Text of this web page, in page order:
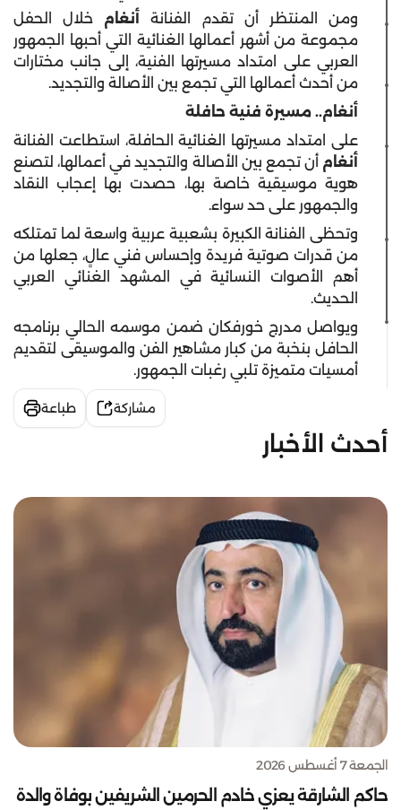
ومن المنتظر أن تقدم الفنانة أنغام خلال الحفل
مجموعة من أشهر أعمالها الغنائية التي أحبها الجمهور
العربي على امتداد مسيرتها الفنية، إلى جانب مختارات
من أحدث أعمالها التي تجمع بين الأصالة والتجديد.
أنغام.. مسيرة فنية حافلة
على امتداد مسيرتها الغنائية الحافلة، استطاعت الفنانة
أنغام أن تجمع بين الأصالة والتجديد في أعمالها، لتصنع
هوية موسيقية خاصة بها، حصدت بها إعجاب النقاد
والجمهور على حد سواء.
وتحظى الفنانة الكبيرة بشعبية عربية واسعة لما تمتلكه
من قدرات صوتية فريدة وإحساس فني عالٍ، جعلها من
أهم الأصوات النسائية في المشهد الغنائي العربي
الحديث.
ويواصل مدرج خورفكان ضمن موسمه الحالي برنامجه
الحافل بنخبة من كبار مشاهير الفن والموسيقى لتقديم
أمسيات متميزة تلبي رغبات الجمهور.
مشاركة طباعة
أحدث الأخبار
الجمعة 7 أغسطس 2026
حاكم الشارقة يعزي خادم الحرمين الشريفين بوفاة والدة